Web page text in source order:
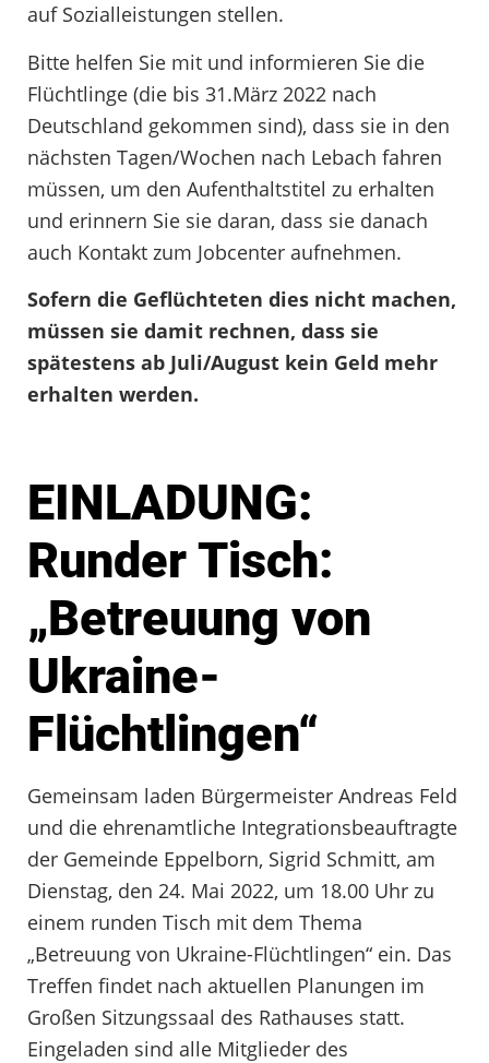
auf Sozialleistungen stellen.
Bitte helfen Sie mit und informieren Sie die
Flüchtlinge (die bis 31.März 2022 nach
Deutschland gekommen sind), dass sie in den
nächsten Tagen/Wochen nach Lebach fahren
müssen, um den Aufenthaltstitel zu erhalten
und erinnern Sie sie daran, dass sie danach
auch Kontakt zum Jobcenter aufnehmen.
Sofern die Geflüchteten dies nicht machen,
müssen sie damit rechnen, dass sie
spätestens ab Juli/August kein Geld mehr
erhalten werden.
EINLADUNG:
Runder Tisch:
„Betreuung von
Ukraine-
Flüchtlingen“
Gemeinsam laden Bürgermeister Andreas Feld
und die ehrenamtliche Integrationsbeauftragte
der Gemeinde Eppelborn, Sigrid Schmitt, am
Dienstag, den 24. Mai 2022, um 18.00 Uhr zu
einem runden Tisch mit dem Thema
„Betreuung von Ukraine-Flüchtlingen“ ein. Das
Treffen findet nach aktuellen Planungen im
Großen Sitzungssaal des Rathauses statt.
Eingeladen sind alle Mitglieder des